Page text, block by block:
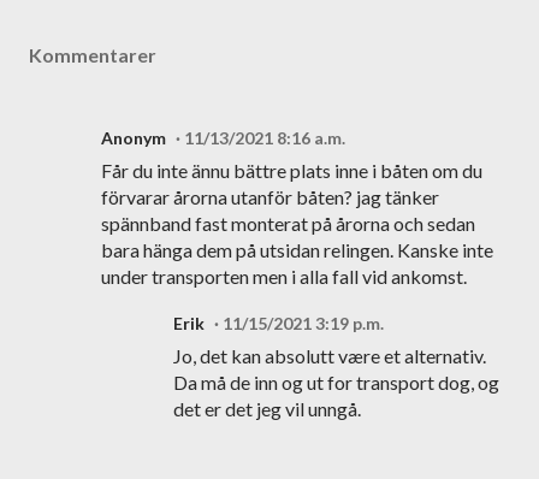
Kommentarer
Anonym 11/13/2021 8:16 a.m.
Får du inte ännu bättre plats inne i båten om du
förvarar årorna utanför båten? jag tänker
spännband fast monterat på årorna och sedan
bara hänga dem på utsidan relingen. Kanske inte
under transporten men i alla fall vid ankomst.
Erik 11/15/2021 3:19 p.m.
Jo, det kan absolutt være et alternativ.
Da må de inn og ut for transport dog, og
det er det jeg vil unngå.